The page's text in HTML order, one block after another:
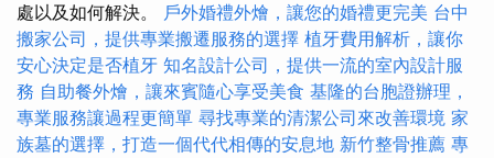
處以及如何解決。 戶外婚禮外燴，讓您的婚禮更完美 台中
搬家公司，提供專業搬遷服務的選擇 植牙費用解析，讓你
安心決定是否植牙 知名設計公司，提供一流的室內設計服
務 自助餐外燴，讓來賓隨心享受美食 基隆的台胞證辦理，
專業服務讓過程更簡單 尋找專業的清潔公司來改善環境 家
族墓的選擇，打造一個代代相傳的安息地 新竹整骨推薦 專